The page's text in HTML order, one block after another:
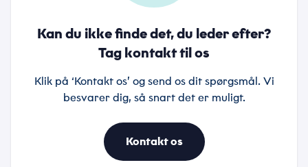
Kan du ikke finde det, du leder efter?
Tag kontakt til os
Klik på ‘Kontakt os’ og send os dit spørgsmål. Vi
besvarer dig, så snart det er muligt.
Kontakt os